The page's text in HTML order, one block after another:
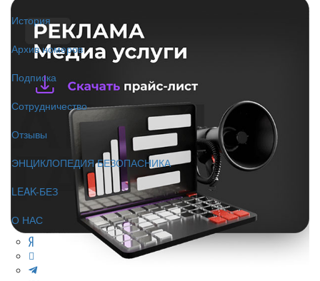
История
Архив номеров
Подписка
Сотрудничество
Отзывы
ЭНЦИКЛОПЕДИЯ БЕЗОПАСНИКА
LEAK-БЕЗ
О НАС